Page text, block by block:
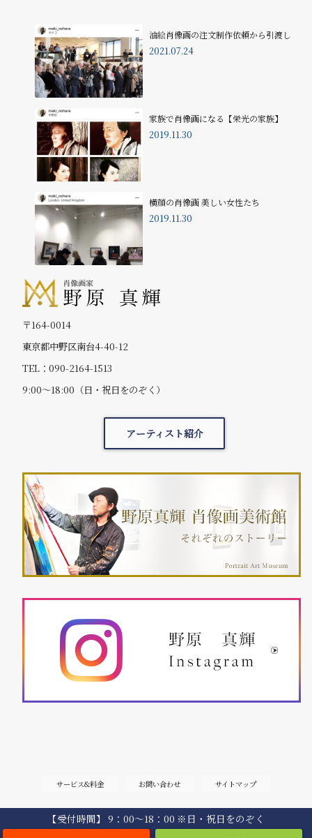
【受付時間】 9：00〜18：00 ※日・祝日をのぞく
油絵肖像画の注文制作依頼から引渡し
2021.07.24
家族で肖像画になる【栄光の家族】
2019.11.30
横顔の肖像画 美しい女性たち
2019.11.30
〒164-0014
東京都中野区南台4-40-12
TEL：090-2164-1513
9:00～18:00（日・祝日をのぞく）
アーティスト紹介
サービス&料金 お問い合わせ サイトマップ